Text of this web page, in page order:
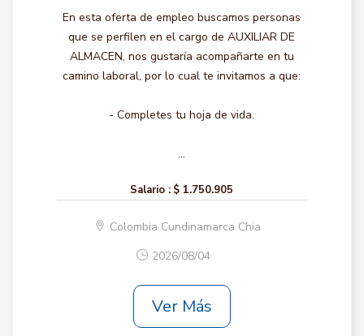
En esta oferta de empleo buscamos personas
que se perfilen en el cargo de AUXILIAR DE
ALMACEN, nos gustaría acompañarte en tu
camino laboral, por lo cual te invitamos a que:
- Completes tu hoja de vida.
...
Salario : $ 1.750.905
Colombia Cundinamarca Chia
2026/08/04
Ver Más